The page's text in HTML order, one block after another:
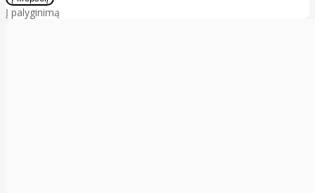
Į palyginimą